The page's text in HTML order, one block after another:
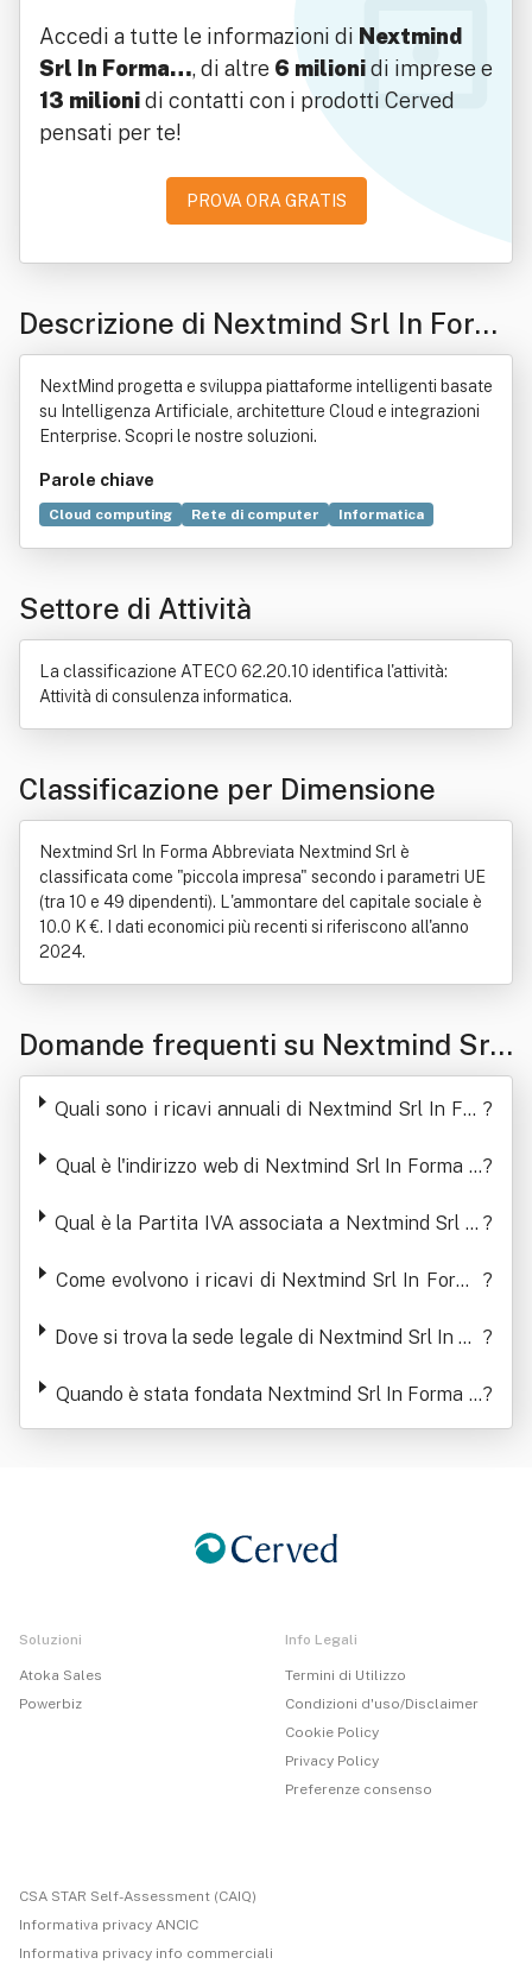
Accedi a tutte le informazioni di Nextmind
Srl In Forma…, di altre 6 milionidi imprese e
13 milionidi contatti con i prodotti Cerved
pensati per te!
PROVA ORA GRATIS
Descrizione di Nextmind Srl In Form
a Abbreviata Nextmind Srl
NextMind progetta e sviluppa piattaforme intelligenti basate
su Intelligenza Artificiale, architetture Cloud e integrazioni
Enterprise. Scopri le nostre soluzioni.
Parole chiave
Cloud computing Rete di computer
Informatica
Programma (informatica)
Industria
Locazione Produzione
Settore di Attività
La classificazione ATECO 62.20.10 identifica l'attività:
Attività di consulenza informatica.
Classificazione per Dimensione
Nextmind Srl In Forma Abbreviata Nextmind Srl è
classificata come "piccola impresa" secondo i parametri UE
(tra 10 e 49 dipendenti). L'ammontare del capitale sociale è
10.0 K €. I dati economici più recenti si riferiscono all'anno
2024.
Domande frequenti su Nextmind Srl
In Forma Abbreviata Nextmind Srl
Quali sono i ricavi annuali di Nextmind Srl In For ?
Qual è l'indirizzo web di Nextmind Srl In Forma A?
Qual è la Partita IVA associata a Nextmind Srl In ?
Come evolvono i ricavi di Nextmind Srl In Forma ?
Dove si trova la sede legale di Nextmind Srl In Fo ?
Quando è stata fondata Nextmind Srl In Forma A
bbreviata Nextmind Srl
?
Soluzioni
Atoka Sales
Powerbiz
Info Legali
Termini di Utilizzo
Condizioni d'uso/Disclaimer
Cookie Policy
Privacy Policy
Preferenze consenso
CSA STAR Self-Assessment (CAIQ)
Informativa privacy ANCIC
Informativa privacy info commerciali